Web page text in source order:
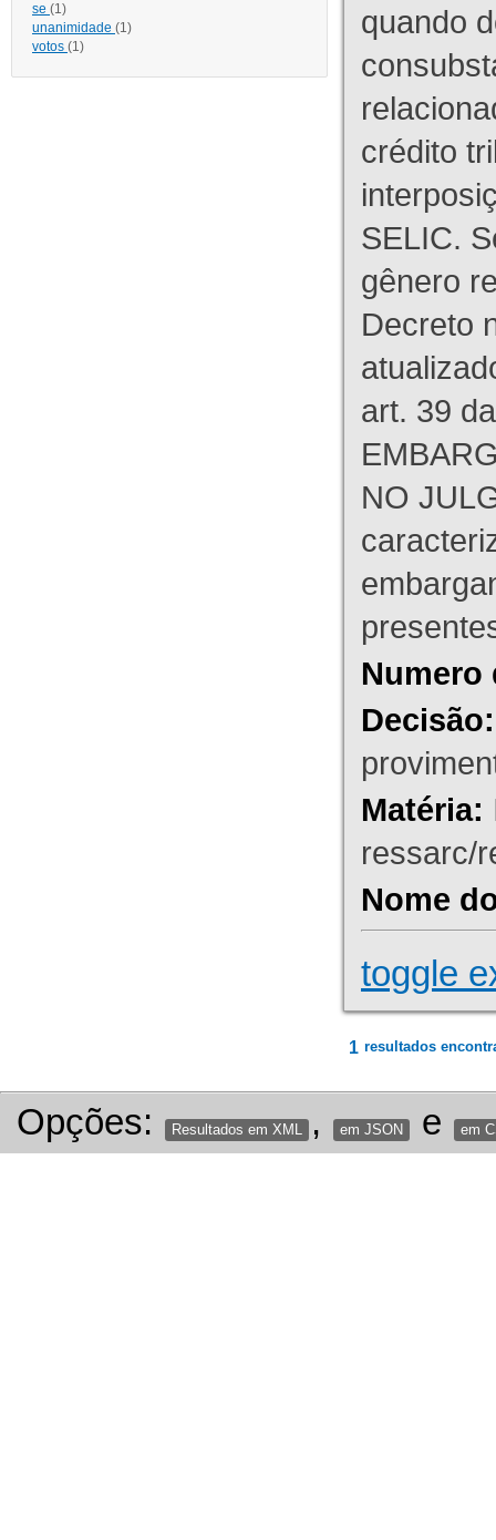
se (1)
unanimidade (1)
votos (1)
quando
crédito
SELIC.
gênero
Decreto
art. 39
NO
Numero
Decisão:
Matéria:
ressarc/
Nome
toggle
1 resultados
Opções: Resultados em XML , em JSON e em